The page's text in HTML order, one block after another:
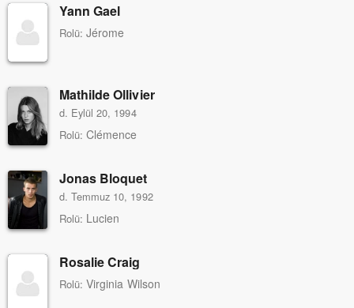
Yann Gael
Rolü: Jérome
Mathilde Ollivier
d. Eylül 20, 1994
Rolü: Clémence
Jonas Bloquet
d. Temmuz 10, 1992
Rolü: Lucien
Rosalie Craig
Rolü: Virginia Wilson